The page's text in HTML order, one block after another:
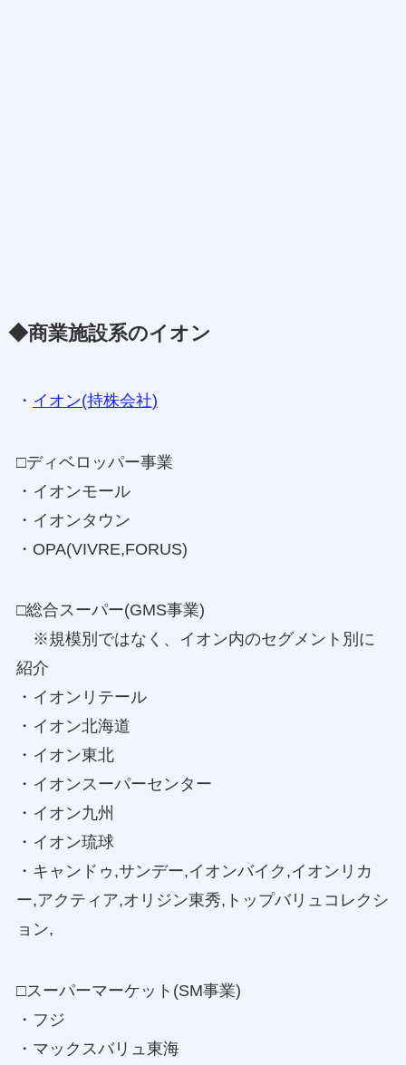
◆商業施設系のイオン
・ イオン(持株会社)
□ディベロッパー事業
・イオンモール
・イオンタウン
・OPA(VIVRE,FORUS)
□総合スーパー(GMS事業)
※規模別ではなく、イオン内のセグメント別に
紹介
・イオンリテール
・イオン北海道
・イオン東北
・イオンスーパーセンター
・イオン九州
・イオン琉球
・キャンドゥ,サンデー,イオンバイク,イオンリカ
ー,アクティア,オリジン東秀,トップバリュコレクシ
ョン,
□スーパーマーケット(SM事業)
・フジ
・マックスバリュ東海